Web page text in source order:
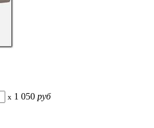
x 1 050 руб